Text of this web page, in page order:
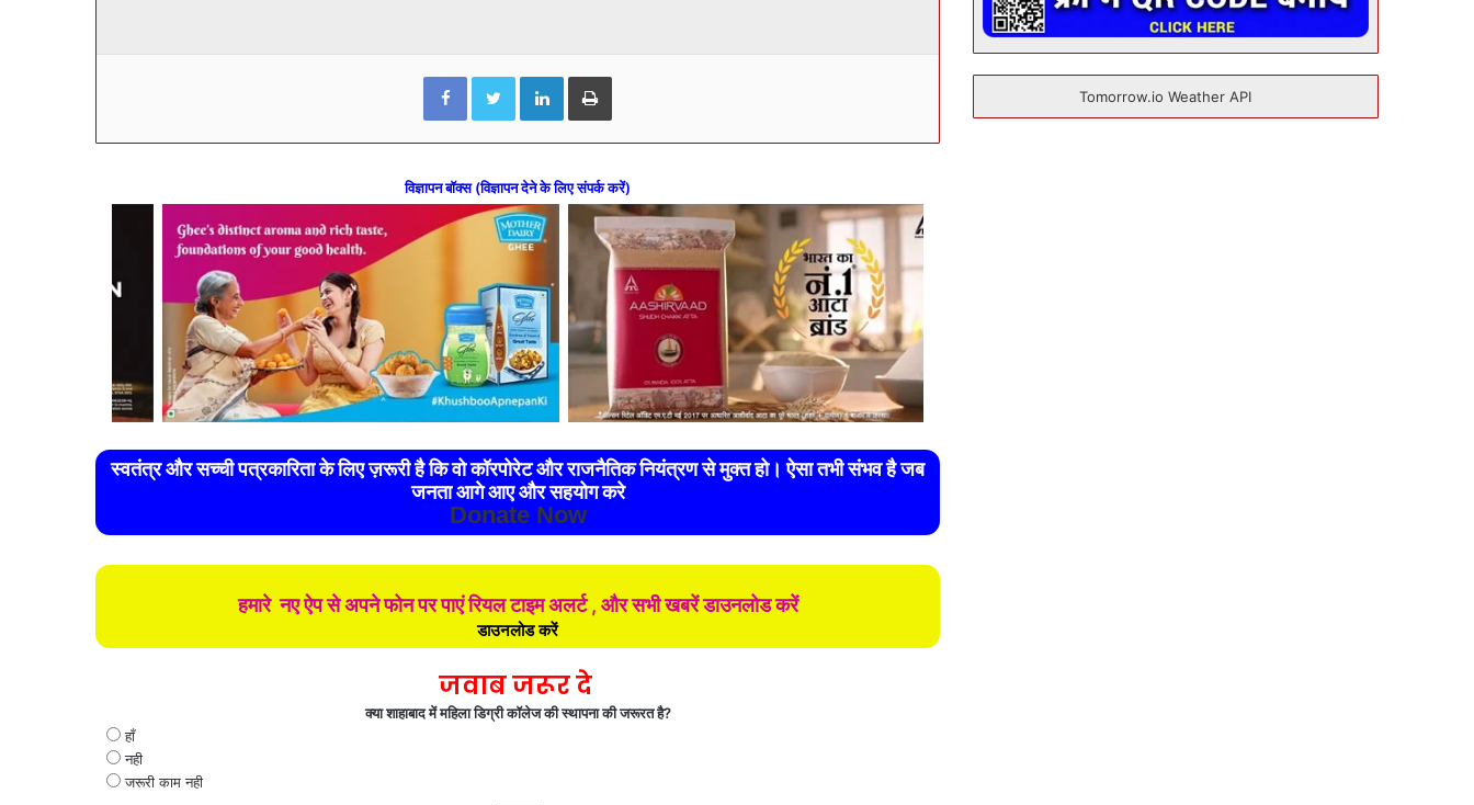
FacebookTwitterLinkedInPrint
विज्ञापन बॉक्स (विज्ञापन देने के लिए संपर्क करें)
स्वतंत्र और सच्ची पत्रकारिता के लिए ज़रूरी है कि वो कॉरपोरेट और राजनैतिक नियंत्रण से मुक्त हो। ऐसा तभी संभव है जब
जनता आगे आए और सहयोग करे
Donate Now
हमारे नए ऐप से अपने फोन पर पाएं रियल टाइम अलर्ट , और सभी खबरें डाउनलोड करें
डाउनलोड करें
जवाब जरूर दे
क्या शाहाबाद में महिला डिग्री कॉलेज की स्थापना की जरूरत है?
हाँ
नही
जरूरी काम नही